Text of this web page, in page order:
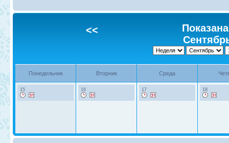
<<
Понедельник Вторник Среда
15 16 17 18